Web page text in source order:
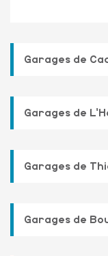
Garages de
Garages de
Garages de
Garages de